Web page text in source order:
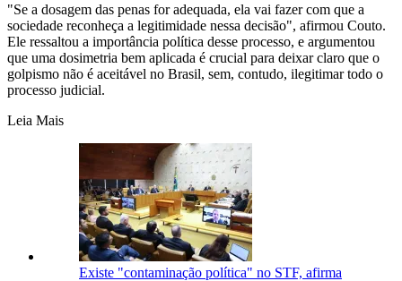
"Se a dosagem das penas for adequada, ela vai fazer com que a
sociedade reconheça a legitimidade nessa decisão", afirmou Couto.
Ele ressaltou a importância política desse processo, e argumentou
que uma dosimetria bem aplicada é crucial para deixar claro que o
golpismo não é aceitável no Brasil, sem, contudo, ilegitimar todo o
processo judicial.
Leia Mais
Existe "contaminação política" no STF, afirma